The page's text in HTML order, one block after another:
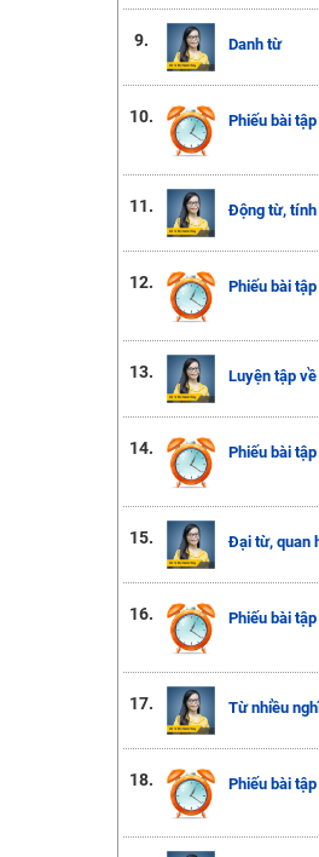
9. Danh từ
10. Phiếu bài
11. Động từ,
12. Phiếu bài
13. Luyện tập
14. Phiếu bài
15. Đại từ, quan
16. Phiếu bài
17. Từ nhiều
18. Phiếu bài